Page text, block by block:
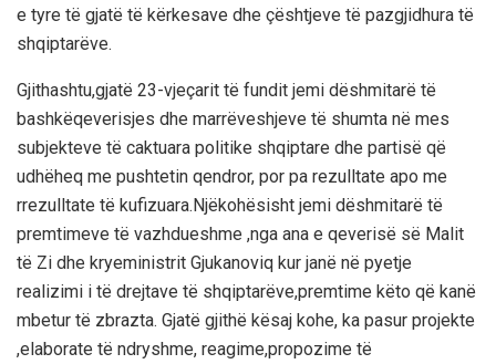
e tyre të gjatë të kërkesave dhe çështjeve të pazgjidhura të
shqiptarëve.
Gjithashtu,gjatë 23-vjeçarit të fundit jemi dëshmitarë të
bashkëqeverisjes dhe marrëveshjeve të shumta në mes
subjekteve të caktuara politike shqiptare dhe partisë që
udhëheq me pushtetin qendror, por pa rezulltate apo me
rrezulltate të kufizuara.Njëkohësisht jemi dëshmitarë të
premtimeve të vazhdueshme ,nga ana e qeverisë së Malit
të Zi dhe kryeministrit Gjukanoviq kur janë në pyetje
realizimi i të drejtave të shqiptarëve,premtime këto që kanë
mbetur të zbrazta. Gjatë gjithë kësaj kohe, ka pasur projekte
,elaborate të ndryshme, reagime,propozime të